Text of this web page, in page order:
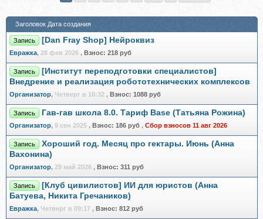
Заголовок Дата создания
Запись [Dan Fray Shop] Нейроквиз
Евражкa, 28 фев 2026 , Взнос: 218 руб
Запись
[Институт переподготовки специалистов]
Внедрение и реализация робототехнических комплексов
Организатор, Четверг в 16:32 , Взнос: 1088 руб
Запись Гав-гав школа 8.0. Тариф Base (Татьяна Рожина)
Организатор, 9 сен 2025 , Взнос: 186 руб , Сбор взносов 11 авг 2026
Запись
Хороший год. Месяц про гектары. Июнь (Анна
Вахонина)
Организатор, 29 май 2026 , Взнос: 311 руб
Запись
[Клуб цивилистов] ИИ для юристов (Анна
Батуева, Никита Гречаников)
Евражкa, Четверг в 09:17 , Взнос: 812 руб